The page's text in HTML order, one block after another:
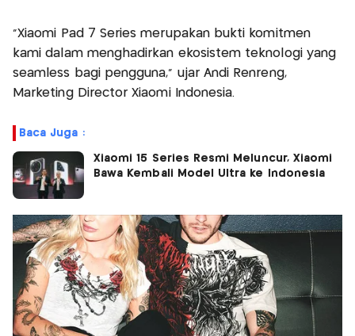
"Xiaomi Pad 7 Series merupakan bukti komitmen
kami dalam menghadirkan ekosistem teknologi yang
seamless bagi pengguna," ujar Andi Renreng,
Marketing Director Xiaomi Indonesia.
Baca Juga :
Xiaomi 15 Series Resmi Meluncur, Xiaomi
Bawa Kembali Model Ultra ke Indonesia